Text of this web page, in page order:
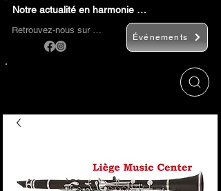
Notre actualité en harmonie …
Retrouvez-nous sur …
Événements